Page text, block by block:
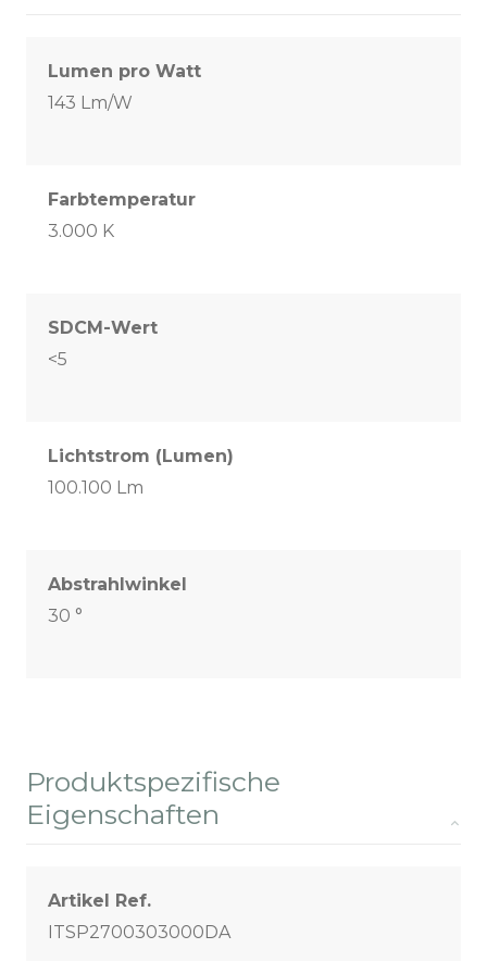
Lumen pro Watt
143 Lm/W
Farbtemperatur
3.000 K
SDCM-Wert
<5
Lichtstrom (Lumen)
100.100 Lm
Abstrahlwinkel
30 °
Produktspezifische
Eigenschaften
Artikel Ref.
ITSP2700303000DA